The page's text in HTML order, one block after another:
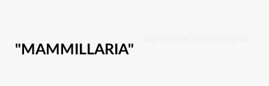
"MAMMILLARIA"